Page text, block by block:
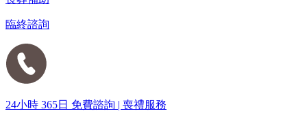
臨終諮詢
24小時 365日 免費諮詢 | 喪禮服務